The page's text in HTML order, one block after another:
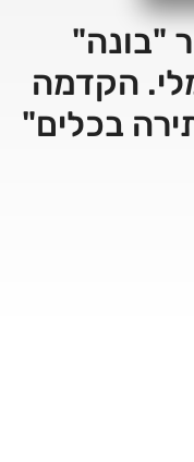
"בונה"
הקדמה
בכלים"